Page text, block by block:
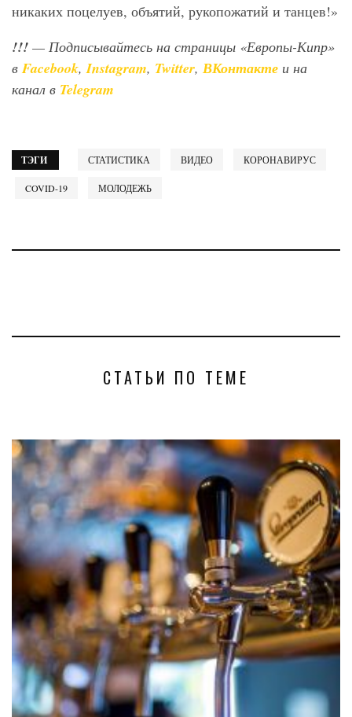
никаких поцелуев, объятий, рукопожатий и танцев!»
!!! — Подписывайтесь на страницы «Европы-Кипр»
в Facebook, Instagram, Twitter, ВКонтакте и на
канал в Telegram
ТЭГИ СТАТИСТИКА ВИДЕО КОРОНАВИРУС
COVID-19 МОЛОДЕЖЬ
СТАТЬИ ПО ТЕМЕ